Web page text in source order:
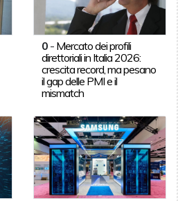
0 - Mercato dei profili
direttoriali in Italia 2026:
crescita record, ma pesano
il gap delle PMI e il
mismatch